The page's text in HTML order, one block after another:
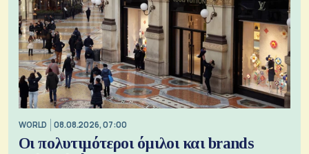
WORLD 08.08.2026, 07:00
Οι πολυτιμότεροι όμιλοι και brands